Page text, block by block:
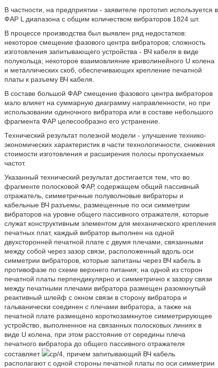
В частности, на предприятии - заявителе прототип используется в
ФАР L диапазона с общим количеством вибраторов 1824 шт.
В процессе производства был выявлен ряд недостатков:
некоторое смещение фазового центра вибраторов; сложность
изготовления запитывающего устройства - ВЧ кабеля в виде
полукольца; некоторое взаимовлияние криволинейного U колена
и металлических скоб, обеспечивающих крепление печатной
платы к разъему ВЧ кабеля.
В составе большой ФАР смещение фазового центра вибраторов
мало влияет на суммарную диаграмму направленности, но при
использовании одиночного вибратора или в составе небольшого
фрагмента ФАР целесообразно его устранение.
Технический результат полезной модели - улучшение технико-
экономических характеристик в части технологичности, снижения
стоимости изготовления и расширения полосы пропускаемых
частот.
Указанный технический результат достигается тем, что во
фрагменте полосковой ФАР, содержащем общий пассивный
отражатель, симметричные полуволновые вибраторы и
кабельные ВЧ разъемы, размещенные по оси симметрии
вибраторов на уровне общего пассивного отражателя, которые
служат конструктивным элементом для механического крепления
печатных плат, каждый вибратор выполнен на одной
двухсторонней печатной плате с двумя плечами, связанными
между собой через зазор связи, расположенный вдоль оси
симметрии вибраторов, которые запитаны через ВЧ кабель в
противофазе по схеме верхнего питания; на одной из сторон
печатной платы перпендикулярно и симметрично к зазору связи
между печатными плечами вибратора размещен разомкнутый
реактивный шлейф с окном связи в сторону вибратора и
гальванически соединен с плечами вибратора, а также на
печатной плате размещено короткозамкнутое симметрирующее
устройство, выполненное на связанных полосковых линиях в
виде U колена, при этом расстояние от середины плеча
печатного вибратора до общего пассивного отражателя
составляет
ср/4, причем запитывающий ВЧ кабель
располагают с одной стороны печатной платы по оси симметрии